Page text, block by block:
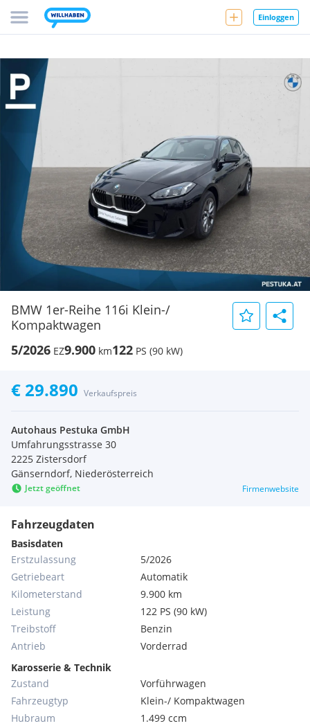
Einloggen
BMW 1er-Reihe 116i Klein-/
Kompaktwagen
5/2026 EZ9.900 km122 PS (90 kW)
€ 29.890 Verkaufspreis
Autohaus Pestuka GmbH
Umfahrungsstrasse 30
2225 Zistersdorf
Gänserndorf, Niederösterreich
Jetzt geöffnet Firmenwebsite
Fahrzeugdaten
Basisdaten
Erstzulassung
5/2026
Getriebeart
Automatik
Kilometerstand
9.900 km
Leistung
122 PS (90 kW)
Treibstoff
Benzin
Antrieb
Vorderrad
Karosserie & Technik
Zustand
Vorführwagen
Fahrzeugtyp
Klein-/ Kompaktwagen
Hubraum
1.499 ccm